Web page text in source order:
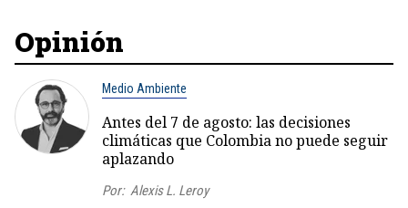
Opinión
Medio Ambiente
Antes del 7 de agosto: las decisiones
climáticas que Colombia no puede seguir
aplazando
Por: Alexis L. Leroy